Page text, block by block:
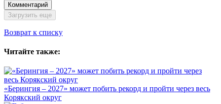
Комментарий
Загрузить еще
Возврат к списку
Читайте также:
«Берингия – 2027» может побить рекорд и пройти через весь
Корякский округ